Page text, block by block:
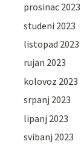
prosinac 2023
studeni 2023
listopad 2023
rujan 2023
kolovoz 2023
srpanj 2023
lipanj 2023
svibanj 2023